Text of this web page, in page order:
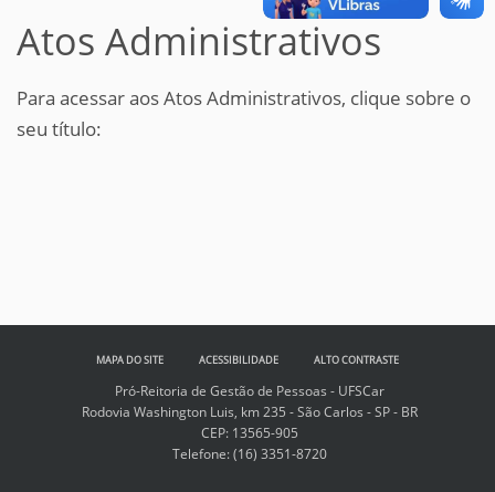
Atos Administrativos
Para acessar aos Atos Administrativos, clique sobre o
seu título:
MAPA DO SITE ACESSIBILIDADE ALTO CONTRASTE
Pró-Reitoria de Gestão de Pessoas - UFSCar
Rodovia Washington Luis, km 235 - São Carlos - SP - BR
CEP: 13565-905
Telefone:(16) 3351-8720